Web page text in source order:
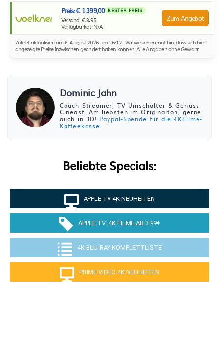
Preis: € 1.399,00 BESTER PREIS
Versand: € 8,95
Verfügbarkeit: N/A
Zum Angebot
Zuletzt aktualisiert am 6. August 2026 um 16:12 . Wir weisen darauf hin, dass sich hier
angezeigte Preise inzwischen geändert haben können. Alle Angaben ohne Gewähr.
Dominic Jahn
Couch-Streamer, TV-Umschalter & Genuss-
Cineast. Am liebsten im Originalton, gerne
auch in 3D! Paypal-Spende für die 4KFilme-
Kaffeekasse
Beliebte Specials:
APPLE TV 4K NEUHEITEN
APPLE TV: 4K FILME AB 3.99€
4K BLU-RAY KOMPLETTLISTE
PRIME VIDEO 4K NEUHEITEN